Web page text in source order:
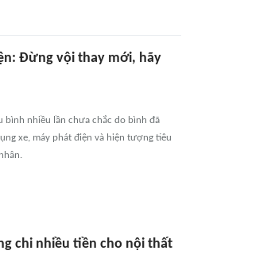
Đừng vội thay mới, hãy
bình nhiều lần chưa chắc do bình đã
xe, máy phát điện và hiện tượng tiêu
chi nhiều tiền cho nội thất